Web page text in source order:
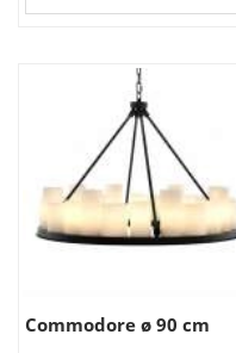
В КОРЗИНУ
Commodore ø 90 cm